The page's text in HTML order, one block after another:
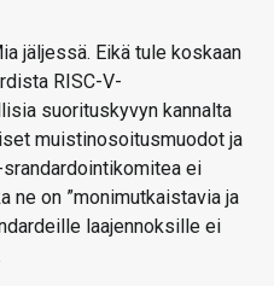
jäljessä. Eikä tule koskaan
RISC-V-
suorituskyvyn kannalta
muistinosoitusmuodot ja
ei
ne on ”monimutkaistavia ja
laajennoksille ei